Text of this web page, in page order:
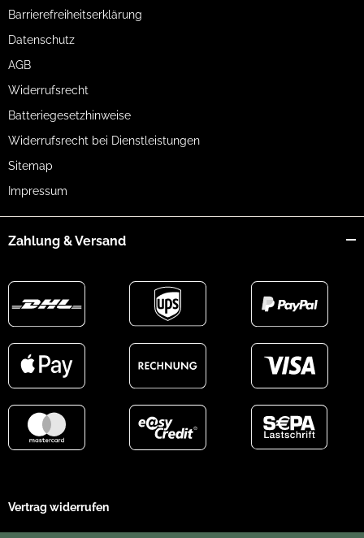
Barrierefreiheitserklärung
Datenschutz
AGB
Widerrufsrecht
Batteriegesetzhinweise
Widerrufsrecht bei Dienstleistungen
Sitemap
Impressum
Zahlung & Versand
Vertrag widerrufen